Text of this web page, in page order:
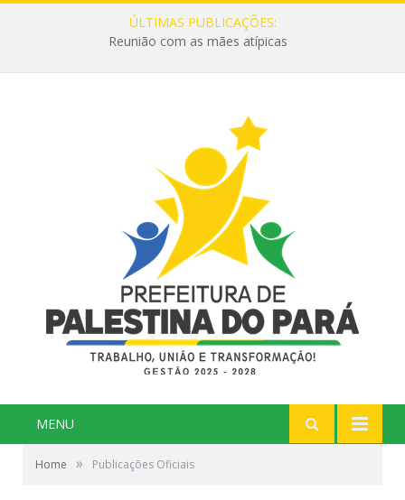
ÚLTIMAS PUBLICAÇÕES:
Reunião com as mães atípicas
MENU
Home » Publicações Oficiais